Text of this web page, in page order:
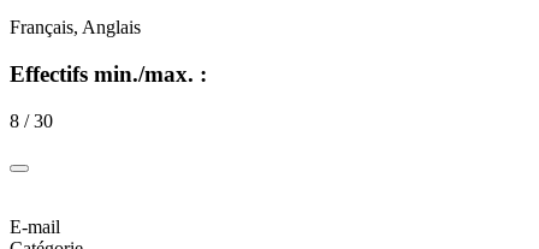
Français, Anglais
Effectifs min./max. :
8 / 30
E-mail